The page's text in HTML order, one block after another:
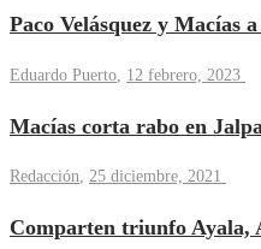
Paco Velásquez y Macías
Eduardo Puerto 12 febrero, 2023
Macías corta rabo en Jalpa
Redacción, 25 diciembre, 2021
Comparten triunfo Ayala,